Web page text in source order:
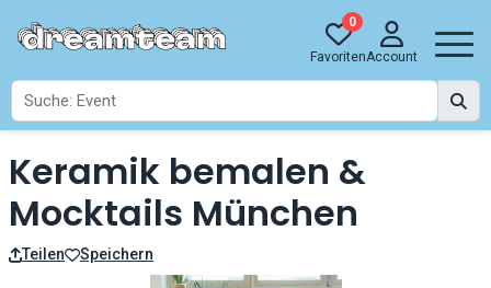
0
FavoritenAccount
Keramik bemalen &
Mocktails München
Teilen Speichern